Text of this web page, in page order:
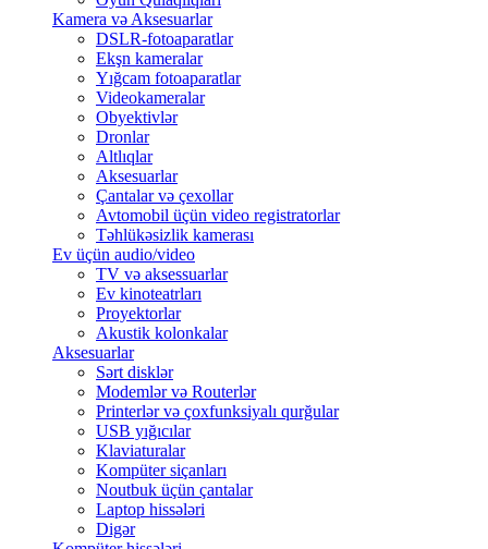
Kamera və Aksesuarlar
DSLR-fotoaparatlar
Ekşn kameralar
Yığcam fotoaparatlar
Videokameralar
Obyektivlər
Dronlar
Altlıqlar
Aksesuarlar
Çantalar və çexollar
Avtomobil üçün video registratorlar
Təhlükəsizlik kamerası
Ev üçün audio/video
TV və aksessuarlar
Ev kinoteatrları
Proyektorlar
Akustik kolonkalar
Aksesuarlar
Sərt disklər
Modemlər və Routerlər
Printerlər və çoxfunksiyalı qurğular
USB yığıcılar
Klaviaturalar
Kompüter siçanları
Noutbuk üçün çantalar
Laptop hissələri
Digər